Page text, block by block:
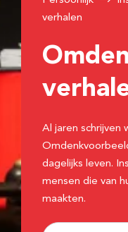
verhalen
Al jaren schrijven
dagelijks leven.
mensen die van
maakten.